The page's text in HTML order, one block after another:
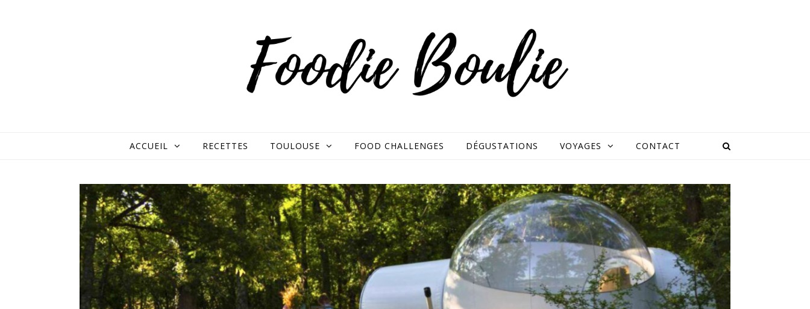
ACCUEIL RECETTES TOULOUSE FOOD CHALLENGES DÉGUSTATIONS VOYAGES CONTACT